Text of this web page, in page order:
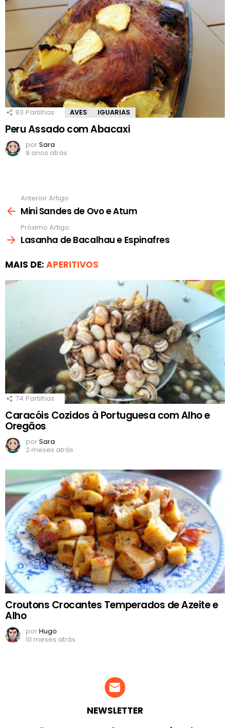
93 Partilhas AVES IGUARIAS
Peru Assado com Abacaxi
porSara
8 anos atrás
mais
Anterior Artigo
Mini Sandes de Ovo e Atum
Próximo Artigo
Lasanha de Bacalhau e Espinafres
MAIS DE: APERITIVOS
74 Partilhas
Caracóis Cozidos à Portuguesa com Alho e
Oregãos
porSara
2 meses atrás
Croutons Crocantes Temperados de Azeite e
Alho
porHugo
10 meses atrás
NEWSLETTER